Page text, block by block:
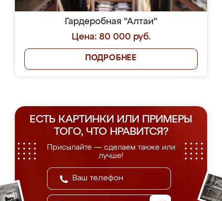
Гардеробная "Алтаи"
Цена: 80 000 руб.
ПОДРОБНЕЕ
ЕСТЬ КАРТИНКИ ИЛИ ПРИМЕРЫ
ТОГО, ЧТО НРАВИТСЯ?
Присылайте — сделаем также или
лучше!